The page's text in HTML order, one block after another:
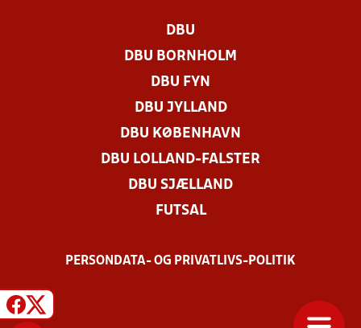
DBU
DBU BORNHOLM
DBU FYN
DBU JYLLAND
DBU KØBENHAVN
DBU LOLLAND-FALSTER
DBU SJÆLLAND
FUTSAL
PERSONDATA- OG PRIVATLIVS-POLITIK